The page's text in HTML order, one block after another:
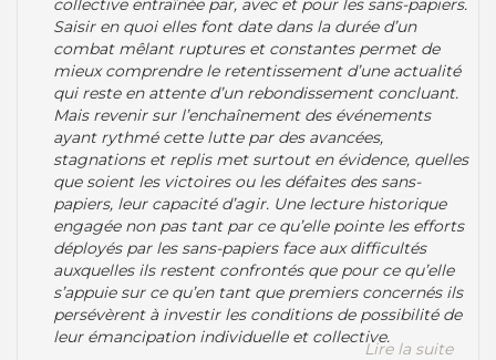
collective entraînée par, avec et pour les sans-papiers.
Saisir en quoi elles font date dans la durée d’un
combat mêlant ruptures et constantes permet de
mieux comprendre le retentissement d’une actualité
qui reste en attente d’un rebondissement concluant.
Mais revenir sur l’enchaînement des événements
ayant rythmé cette lutte par des avancées,
stagnations et replis met surtout en évidence, quelles
que soient les victoires ou les défaites des sans-
papiers, leur capacité d’agir. Une lecture historique
engagée non pas tant par ce qu’elle pointe les efforts
déployés par les sans-papiers face aux difficultés
auxquelles ils restent confrontés que pour ce qu’elle
s’appuie sur ce qu’en tant que premiers concernés ils
persévèrent à investir les conditions de possibilité de
leur émancipation individuelle et collective.
Lire la suite